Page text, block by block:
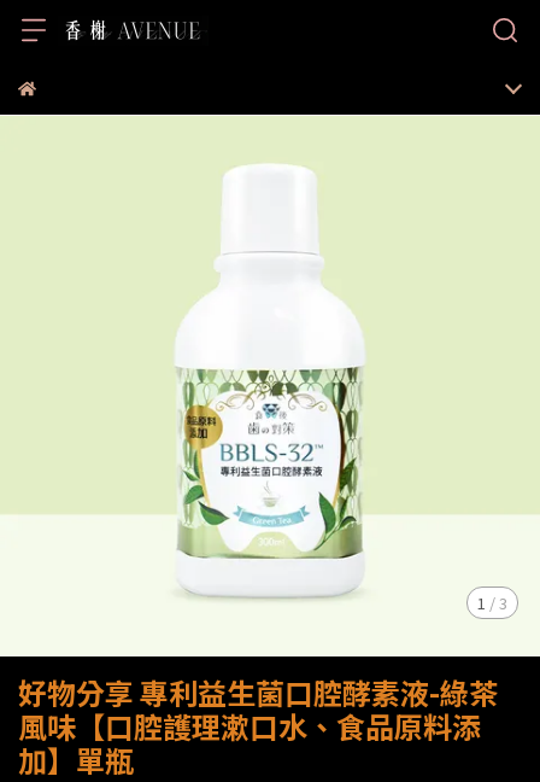
1 /3
好物分享 專利益生菌口腔酵素液-綠茶
風味【口腔護理漱口水、食品原料添
加】單瓶